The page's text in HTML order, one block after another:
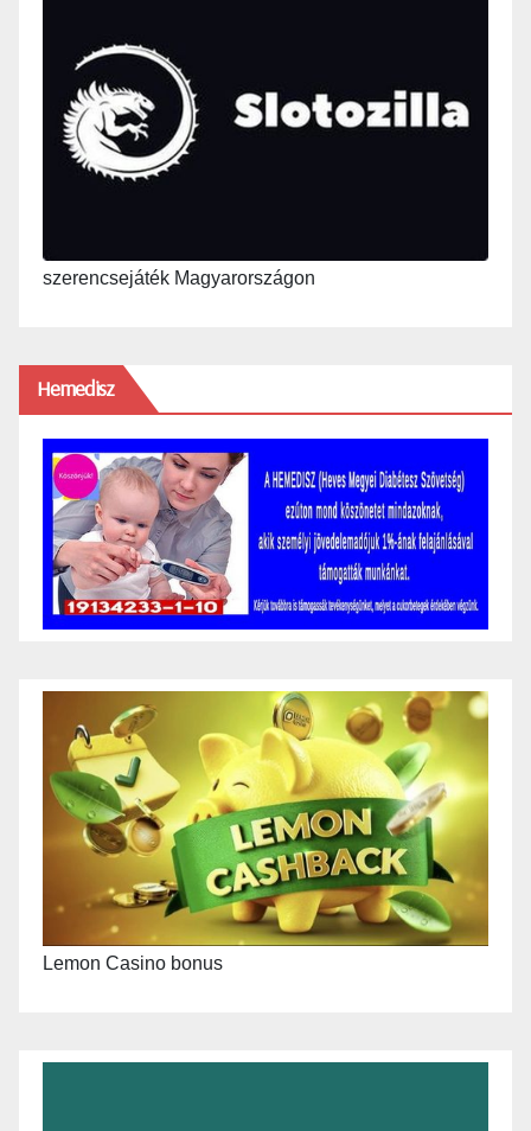
szerencsejáték Magyarországon
Hemedisz
Lemon Casino bonus